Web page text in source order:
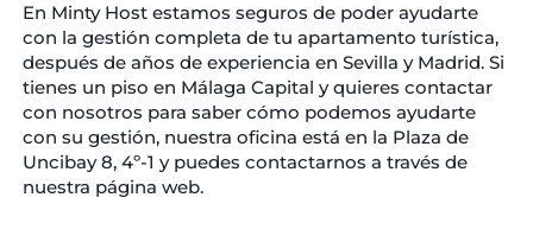
En Minty Host estamos seguros de poder ayudarte
con la gestión completa de tu apartamento turística,
después de años de experiencia en Sevilla y Madrid. Si
tienes un piso en Málaga Capital y quieres contactar
con nosotros para saber cómo podemos ayudarte
con su gestión, nuestra oficina está en la Plaza de
Uncibay 8, 4º-1 y puedes contactarnos a través de
nuestra página web.